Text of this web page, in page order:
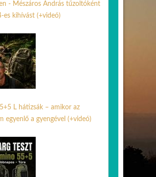
- Mészáros András tűzoltóként
es kihívást (+videó)
L hátizsák – amikor az
egyenlő a gyengével (+videó)